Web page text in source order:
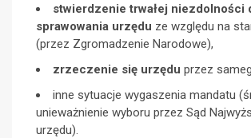
stwierdzenie trwałej niezdolności
sprawowania urzędu ze względu na
(przez Zgromadzenie Narodowe),
zrzeczenie się urzędu przez
inne sytuacje wygaszenia mandatu
unieważnienie wyboru przez Sąd
urzędu).